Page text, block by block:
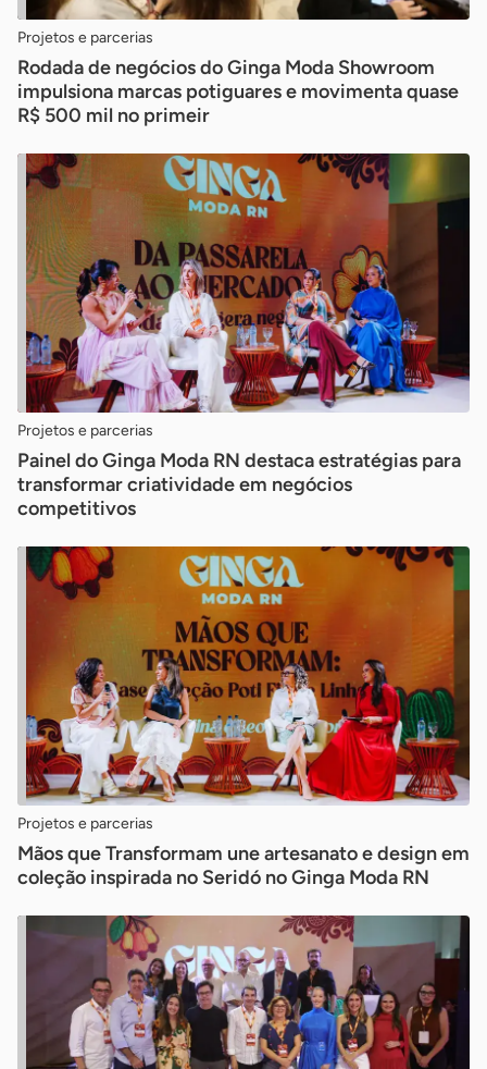
Projetos e parcerias
Rodada de negócios do Ginga Moda Showroom
impulsiona marcas potiguares e movimenta quase
R$ 500 mil no primeir
Projetos e parcerias
Painel do Ginga Moda RN destaca estratégias para
transformar criatividade em negócios
competitivos
Projetos e parcerias
Mãos que Transformam une artesanato e design em
coleção inspirada no Seridó no Ginga Moda RN